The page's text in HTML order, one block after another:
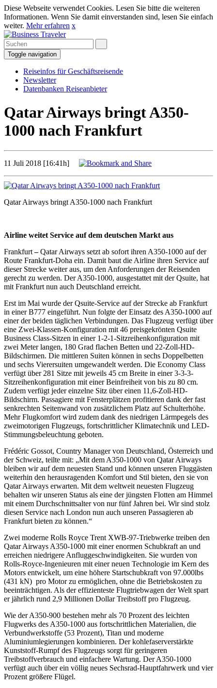
Diese Webseite verwendet Cookies. Lesen Sie bitte die weiteren
Informationen. Wenn Sie damit einverstanden sind, lesen Sie einfach
weiter. Mehr erfahren x
Toggle navigation
Reiseinfos für Geschäftsreisende
Newsletter
Datenbanken Reiseanbieter
Qatar Airways bringt A350-
1000 nach Frankfurt
11 Juli 2018 [16:41h]
Qatar Airways bringt A350-1000 nach Frankfurt
Airline weitet Service auf dem deutschen Markt aus
Frankfurt–Qatar Airways setzt ab sofort ihren A350-1000 auf der
Route Frankfurt-Doha ein. Damit baut die Airline ihren Service auf
dieser Strecke weiter aus, um den Anforderungen der Reisenden
gerecht zu werden. Der A350-1000, ausgestattet mit der Qsuite, hat
mit Frankfurt nun auch Deutschland erreicht.
Erst im Mai wurde der Qsuite-Service auf der Strecke ab Frankfurt
in einer B777 eingeführt. Nun folgte der Einsatz des A350-1000 auf
einer der beiden täglichen Verbindungen. Das Flugzeug verfügt über
eine Zwei-Klassen-Konfiguration mit 46 preisgekrönten Qsuite
Business Class-Sitzen in einer 1-2-1-Sitzreihenkonfiguration mit
zwei Meter langen, 180 Grad flachen Betten und 22-Zoll-HD-
Bildschirmen. Die mittleren Suiten können in sechs Doppelbetten
und sechs Vierersuiten umgewandelt werden. Die Economy Class
verfügt über 281 Sitze mit jeweils 45 cm Breite in einer 3-3-3-
Sitzreihenkonfiguration mit einer Beinfreiheit von bis zu 80 cm.
Zudem verfügt jeder einzelne Sitz über einen 11,6-Zoll-HD-
Bildschirm. Passagiere mit Fensterplätzen profitieren dank der fast
senkrechten Seitenwand von zusätzlichem Platz auf Schulterhöhe.
Mehr Flugkomfort wird zudem dank des niedrigen Lärmpegels des
zweimotorigen Flugzeugs, fortschrittlicher Klimatechnik und LED-
Stimmungsbeleuchtung geboten.
Frédéric Gossot, Country Manager von Deutschland, Österreich und
der Schweiz, teilte mit: „Mit dem A350-1000 von Qatar Airways
bleiben wir auf dem neuesten Stand und können unseren Fluggästen
weiterhin den herausragenden Komfort und Stil bieten, den sie von
Qatar Airways erwarten. Mit dem weltweit neuesten Flugzeug
behalten wir unseren Status als eine der jüngsten Flotten am Himmel
mit einem Durchschnittsalter von nur fünf Jahren bei. Wir sind stolz
diesen Service nach London nun auch unseren Passagieren ab
Frankfurt bieten zu können.“
Zwei moderne Rolls Royce Trent XWB-97-Triebwerke treiben den
Qatar Airways A350-1000 mit einer enormen Schubkraft an und
erreichen niedrigere Anfluggeschwindigkeiten. Sie wurden von
Rolls-Royce-Ingenieuren mit einer neuen Technologie im Kern des
Motors entwickelt, um eine höhere Startschubkraft von 97.000lbs
(431 kN) pro Motor zu ermöglichen, ohne die Betriebskosten zu
beeinträchtigen. Als der effizienteste Flugtriebwagen der Welt spart
er jährlich rund 2,9 Millionen Dollar Treibstoff pro Flugzeug.
Wie der A350-900 bestehen mehr als 70 Prozent des leichten
Flugwerks des A350-1000 aus fortschrittlichen Materialien, die
Verbundwerkstoffe (53 Prozent), Titan und moderne
Aluminiumlegierungen kombinieren. Der kohlefaserverstärkte
Kunststoff-Rumpf des Flugzeugs sorgt für geringeren
Treibstoffverbrauch und einfachere Wartung. Der A350-1000
verfügt auch über ein völlig neues Sechsrad-Hauptfahrwerk und vier
Prozent größere Flügel.